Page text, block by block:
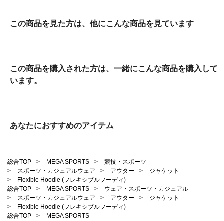
この商品を見た方は、他にこんな商品を見ています
この商品を購入された方は、一緒にこんな商品を購入して
います。
あなたにおすすめのアイテム
総合TOP > MEGA SPORTS >
競技・スポーツ
>
スポーツ・カジュアルウェア > アウター >
ジャケット
>
Flexible Hoodie (フレキシブルフーディ)
総合TOP
> MEGA SPORTS >
ウェア・スポーツ・カジュアル
>
スポーツ・カジュアルウェア > アウター >
ジャケット
>
Flexible Hoodie (フレキシブルフーディ)
総合TOP
>
MEGA SPORTS